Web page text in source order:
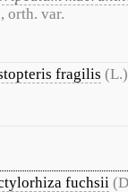
orth. var.
fragilis
fuchsii